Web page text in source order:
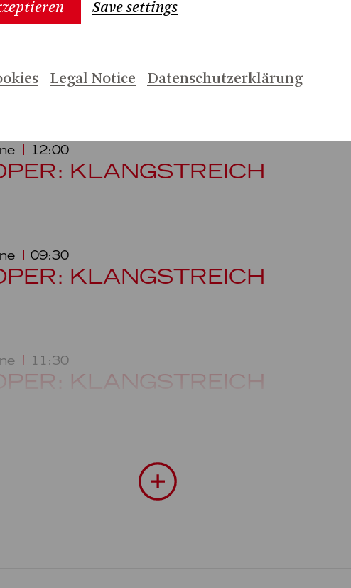
KLANGSTREICH
12:00
KLANGSTREICH
09:30
KLANGSTREICH
11:30
KLANGSTREICH
Save settings
Legal Notice Datenschutzerklärung